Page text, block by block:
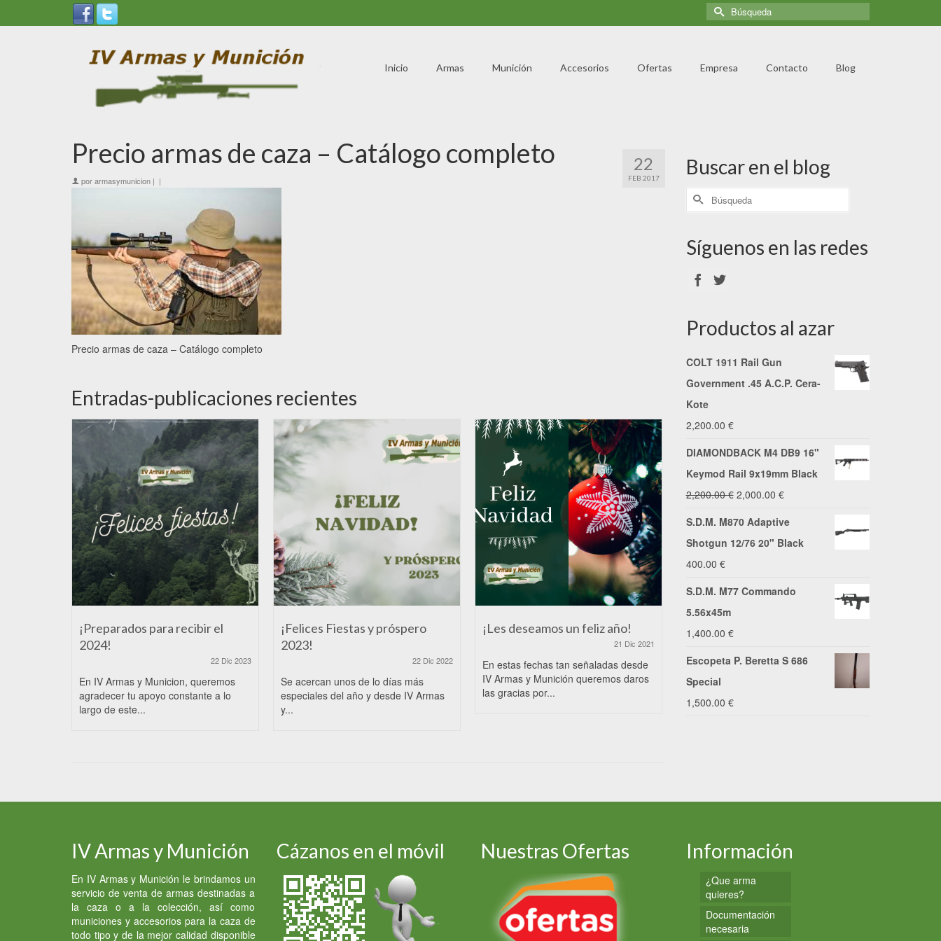
Inicio Armas Munición Accesorios Ofertas Empresa Contacto Blog
22
FEB 2017
Precio armas de caza – Catálogo completo
porarmasymunicion | |
Precio armas de caza – Catálogo completo
Entradas-publicaciones recientes
¡Preparados para recibir el
2024!
22 Dic 2023
En IV Armas y Municion, queremos
agradecer tu apoyo constante a lo
largo de este...
¡Felices Fiestas y próspero
2023!
22 Dic 2022
Se acercan unos de lo días más
especiales del año y desde IV Armas
y...
¡Les deseamos un feliz año!
21 Dic 2021
En estas fechas tan señaladas desde
IV Armas y Munición queremos daros
las gracias por...
Os deseamos unas Felices
16 Dic 2020
Desde I.V. Armas y Munición
especiales para desearos unas
Buscar en el blog
Síguenos en las redes
Productos al azar
COLT 1911 Rail Gun
Government .45 A.C.P. Cera-
Kote
2,200.00 €
DIAMONDBACK M4 DB9 16"
Keymod Rail 9x19mm Black
2,200.00€ El
precio
2,000.00 €El
actual
S.D.M. M870 Adaptive
Shotgun 12/76 20" Black
400.00 €
S.D.M. M77 Commando
5.56x45m
1,400.00 €
Escopeta P. Beretta S 686
Special
1,500.00 €
IV Armas y Munición
En IV Armas y Munición le brindamos un
servicio de venta de armas destinadas a
la caza o a la colección, así como
municiones y accesorios para la caza de
todo tipo y de la mejor calidad disponible
Cázanos en el móvil Nuestras Ofertas Información
¿Que arma
quieres?
Documentación
necesaria